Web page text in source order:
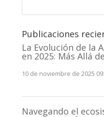
Publicaciones
La Evolución de la
en 2025: Más Allá
10 de noviembre de 2025
Navegando el